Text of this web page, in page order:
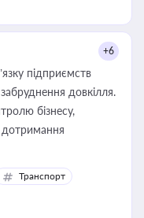
+6
підприємств
довкілля.
бізнесу,
дотримання
Транспорт